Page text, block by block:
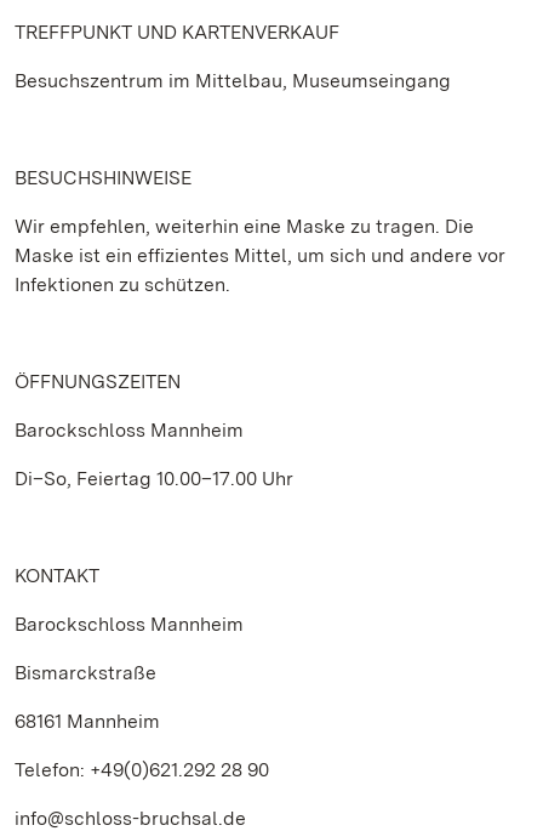
TREFFPUNKT UND KARTENVERKAUF
Besuchszentrum im Mittelbau, Museumseingang
BESUCHSHINWEISE
Wir empfehlen, weiterhin eine Maske zu tragen. Die
Maske ist ein effizientes Mittel, um sich und andere vor
Infektionen zu schützen.
ÖFFNUNGSZEITEN
Barockschloss Mannheim
Di–So, Feiertag 10.00–17.00 Uhr
KONTAKT
Barockschloss Mannheim
Bismarckstraße
68161 Mannheim
Telefon: +49(0)621.292 28 90
info@schloss-bruchsal.de